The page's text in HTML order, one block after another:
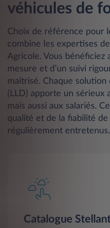
véhicules de
Choix de référence pour
combine les expertises
Agricole. Vous bénéficiez
mesure et d’un suivi
maîtrisé. Chaque
(LLD) apporte un sérieux
mais aussi aux salariés.
qualité et de la fiabilité
régulièrement entretenus.
Catalogue